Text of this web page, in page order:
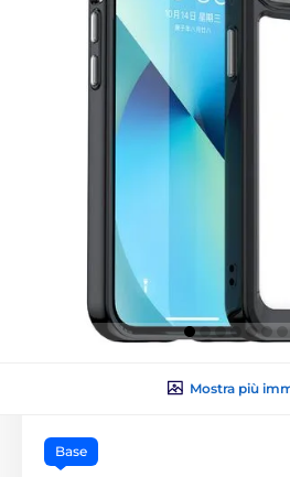
Mostra più
Base